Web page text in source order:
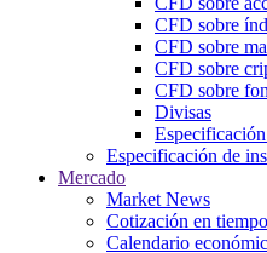
CFD sobre
CFD sobre
CFD sobre
CFD sobre
Divisas
Especificación de
Mercado
Market News
Cotización en
Calendario